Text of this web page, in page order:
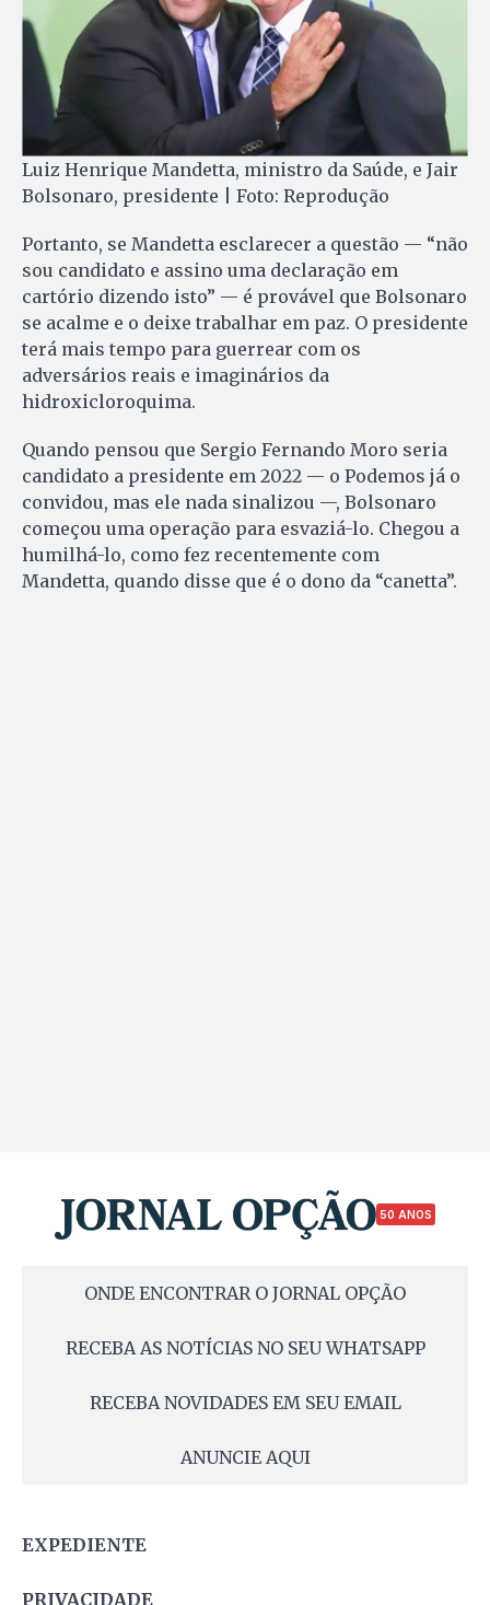
Luiz Henrique Mandetta, ministro da Saúde, e Jair
Bolsonaro, presidente | Foto: Reprodução
Portanto, se Mandetta esclarecer a questão — “não
sou candidato e assino uma declaração em
cartório dizendo isto” — é provável que Bolsonaro
se acalme e o deixe trabalhar em paz. O presidente
terá mais tempo para guerrear com os
adversários reais e imaginários da
hidroxicloroquima.
Quando pensou que Sergio Fernando Moro seria
candidato a presidente em 2022 — o Podemos já o
convidou, mas ele nada sinalizou —, Bolsonaro
começou uma operação para esvaziá-lo. Chegou a
humilhá-lo, como fez recentemente com
Mandetta, quando disse que é o dono da “canetta”.
50 ANOS
ONDE ENCONTRAR O JORNAL OPÇÃO
RECEBA AS NOTÍCIAS NO SEU WHATSAPP
RECEBA NOVIDADES EM SEU EMAIL
ANUNCIE AQUI
EXPEDIENTE
PRIVACIDADE